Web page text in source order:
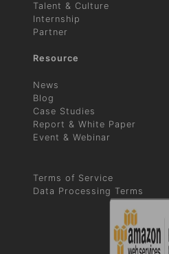
Talent & Culture
Internship
Partner
Resource
News
Blog
Case Studies
Report & White Paper
Event & Webinar
Terms of Service
Data Processing Terms